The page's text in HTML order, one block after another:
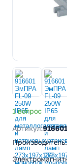
1 вопрос
Артикул:916601
Производитель